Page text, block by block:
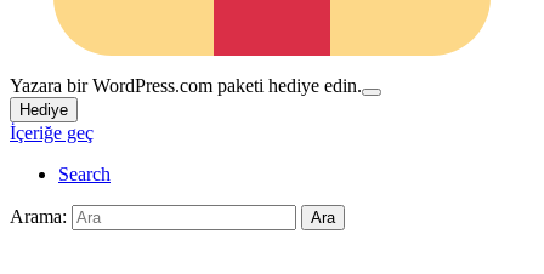
Yazara bir WordPress.com paketi hediye edin.
Hediye
İçeriğe geç
Search
Arama: Ara